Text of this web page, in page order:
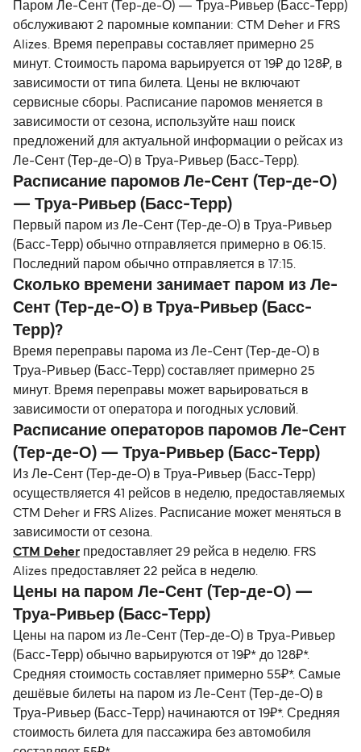
Паром Ле-Сент (Тер-де-О) — Труа-Ривьер (Басс-Терр)
обслуживают 2 паромные компании: CTM Deher и FRS
Alizes. Время переправы составляет примерно 25
минут. Стоимость парома варьируется от 19₽ до 128₽, в
зависимости от типа билета. Цены не включают
сервисные сборы. Расписание паромов меняется в
зависимости от сезона, используйте наш поиск
предложений для актуальной информации о рейсах из
Ле-Сент (Тер-де-О) в Труа-Ривьер (Басс-Терр).
Расписание паромов Ле-Сент (Тер-де-О)
— Труа-Ривьер (Басс-Терр)
Первый паром из Ле-Сент (Тер-де-О) в Труа-Ривьер
(Басс-Терр) обычно отправляется примерно в 06:15.
Последний паром обычно отправляется в 17:15.
Сколько времени занимает паром из Ле-
Сент (Тер-де-О) в Труа-Ривьер (Басс-
Терр)?
Время переправы парома из Ле-Сент (Тер-де-О) в
Труа-Ривьер (Басс-Терр) составляет примерно 25
минут. Время переправы может варьироваться в
зависимости от оператора и погодных условий.
Расписание операторов паромов Ле-Сент
(Тер-де-О) — Труа-Ривьер (Басс-Терр)
Из Ле-Сент (Тер-де-О) в Труа-Ривьер (Басс-Терр)
осуществляется 41 рейсов в неделю, предоставляемых
CTM Deher и FRS Alizes. Расписание может меняться в
зависимости от сезона.
CTM Deher предоставляет 29 рейса в неделю. FRS
Alizes предоставляет 22 рейса в неделю.
Цены на паром Ле-Сент (Тер-де-О) —
Труа-Ривьер (Басс-Терр)
Цены на паром из Ле-Сент (Тер-де-О) в Труа-Ривьер
(Басс-Терр) обычно варьируются от 19₽* до 128₽*.
Средняя стоимость составляет примерно 55₽*. Самые
дешёвые билеты на паром из Ле-Сент (Тер-де-О) в
Труа-Ривьер (Басс-Терр) начинаются от 19₽*. Средняя
стоимость билета для пассажира без автомобиля